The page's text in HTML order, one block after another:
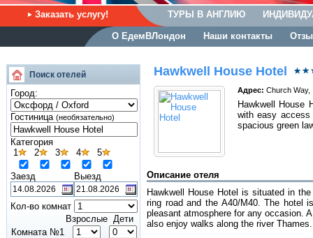
Заказать услугу! ТУРЫ В АНГЛИЮ
О ЕдемВЛондон Наши контакты
Поиск отелей
Город:
Гостиница (необязательно)
Категория
1
2 3 4 5
Заезд Выезд
Кол-во комнат
Взрослые Дети
Комната №1
Hawkwell House Hotel
Адрес: Church Way,
Hawkwell House
with easy access
spacious green
Описание отеля
Hawkwell House Hotel is situated in
ring road and the A40/M40. The hotel
pleasant atmosphere for any occasion.
also enjoy walks along the river